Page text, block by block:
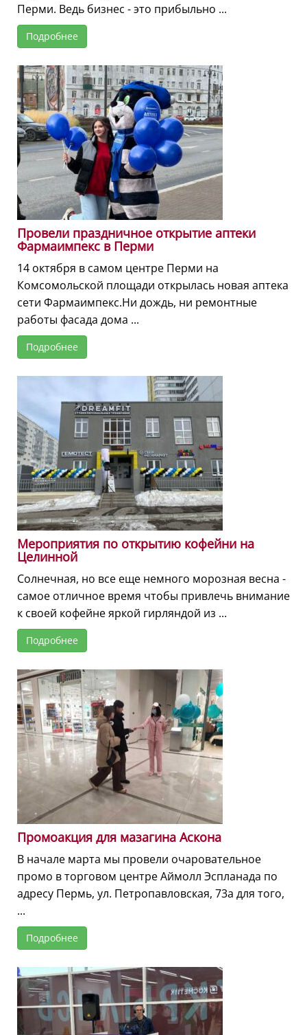
Перми. Ведь бизнес - это прибыльно ...
Подробнее
Провели праздничное открытие аптеки
Фармаимпекс в Перми
14 октября в самом центре Перми на
Комсомольской площади открылась новая аптека
сети Фармаимпекс.Ни дождь, ни ремонтные
работы фасада дома ...
Подробнее
Мероприятия по открытию кофейни на
Целинной
Солнечная, но все еще немного морозная весна -
самое отличное время чтобы привлечь внимание
к своей кофейне яркой гирляндой из ...
Подробнее
Промоакция для мазагина Аскона
В начале марта мы провели очаровательное
промо в торговом центре Аймолл Эспланада по
адресу Пермь, ул. Петропавловская, 73а для того,
...
Подробнее